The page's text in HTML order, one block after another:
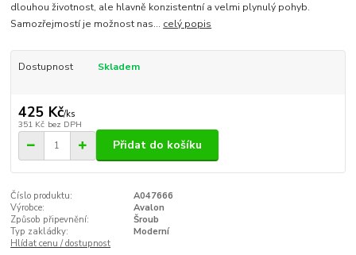
dlouhou životnost, ale hlavně konzistentní a velmi plynulý pohyb.
Samozřejmostí je možnost nas... celý popis
Dostupnost Skladem
425 Kč/ks
351 Kč bez DPH
Přidat do košíku
Číslo produktu:
A047666
Výrobce:
Avalon
Způsob připevnění:
Šroub
Typ zakládky:
Moderní
Hlídat cenu / dostupnost